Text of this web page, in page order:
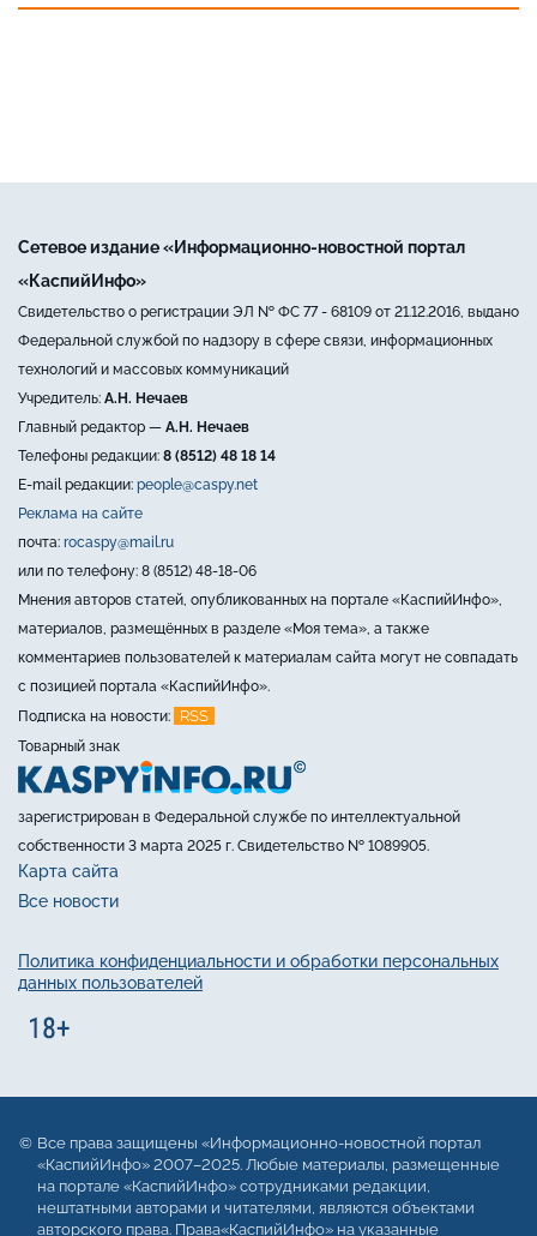
Сетевое издание «Информационно-новостной портал
«КаспийИнфо»
Свидетельство о регистрации ЭЛ № ФС 77 - 68109 от 21.12.2016, выдано
Федеральной службой по надзору в сфере связи, информационных
технологий и массовых коммуникаций
Учредитель: А.Н. Нечаев
Главный редактор — А.Н. Нечаев
Телефоны редакции: 8 (8512) 48 18 14
E-mail редакции: people@caspy.net
Реклама на сайте
почта: rocaspy@mail.ru
или по телефону: 8 (8512) 48-18-06
Мнения авторов статей, опубликованных на портале «КаспийИнфо»,
материалов, размещённых в разделе «Моя тема», а также
комментариев пользователей к материалам сайта могут не совпадать
с позицией портала «КаспийИнфо».
Подписка на новости:
RSS
Товарный знак
зарегистрирован в Федеральной службе по интеллектуальной
собственности 3 марта 2025 г. Свидетельство № 1089905.
Карта сайта
Все новости
Политика конфиденциальности и обработки персональных
данных пользователей
Все права защищены «Информационно-новостной портал
«КаспийИнфо» 2007–2025. Любые материалы, размещенные
на портале «КаспийИнфо» сотрудниками редакции,
нештатными авторами и читателями, являются объектами
авторского права. Права«КаспийИнфо» на указанные